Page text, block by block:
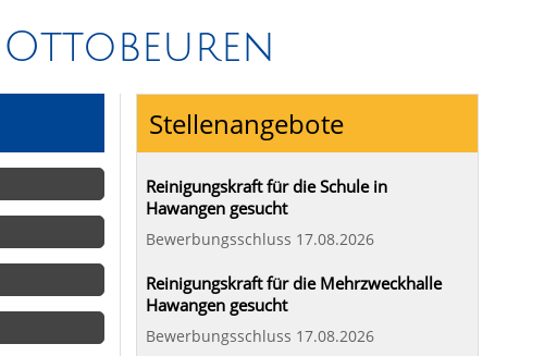
Stellenangebote
Reinigungskraft für die Schule in
Hawangen gesucht
Bewerbungsschluss 17.08.2026
Reinigungskraft für die Mehrzweckhalle
Hawangen gesucht
Bewerbungsschluss 17.08.2026